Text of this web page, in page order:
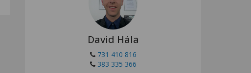
David Hála
731 410 816
383 335 366